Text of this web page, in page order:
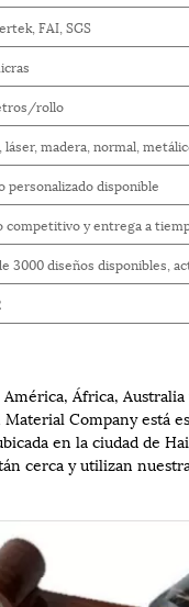
FAI, SGS
rollo
láser, madera, normal,
personalizado disponible
competitivo y entrega a
3000 diseños disponibles,
África,
Company está
en la ciudad de
cerca y utilizan